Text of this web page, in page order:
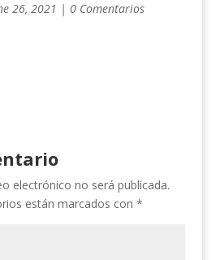
26, 2021 | 0 Comentarios
electrónico no será publicada.
están marcados con *